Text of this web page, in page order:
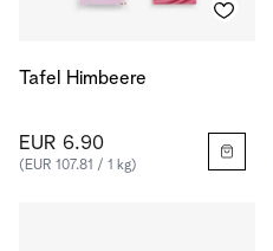
Tafel Himbeere
EUR 6.90
(EUR 107.81 / 1 kg)